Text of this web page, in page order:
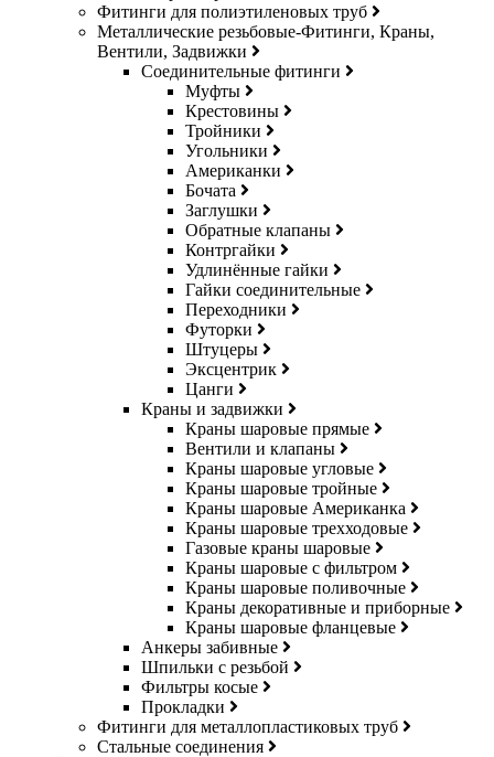
Фитинги для полиэтиленовых труб
Металлические резьбовые-Фитинги, Краны,
Вентили, Задвижки
Соединительные фитинги
Муфты
Крестовины
Тройники
Угольники
Американки
Бочата
Заглушки
Обратные клапаны
Контргайки
Удлинённые гайки
Гайки соединительные
Переходники
Футорки
Штуцеры
Эксцентрик
Цанги
Краны и задвижки
Краны шаровые прямые
Вентили и клапаны
Краны шаровые угловые
Краны шаровые тройные
Краны шаровые Американка
Краны шаровые трехходовые
Газовые краны шаровые
Краны шаровые с фильтром
Краны шаровые поливочные
Краны декоративные и приборные
Краны шаровые фланцевые
Анкеры забивные
Шпильки с резьбой
Фильтры косые
Прокладки
Фитинги для металлопластиковых труб
Стальные соединения